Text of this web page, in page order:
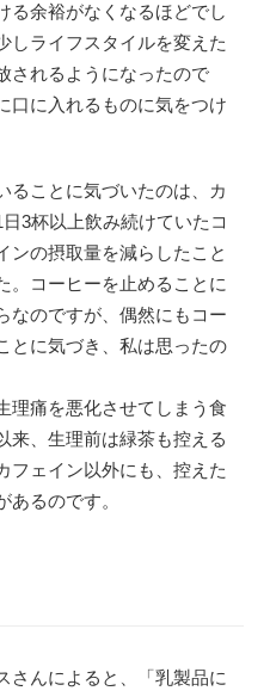
る余裕がなくなるほどでし
しライフスタイルを変えた
されるようになったので
口に入れるものに気をつけ
ることに気づいたのは、カ
3杯以上飲み続けていたコ
ンの摂取量を減らしたこと
。コーヒーを止めることに
なのですが、偶然にもコー
とに気づき、私は思ったの
理痛を悪化させてしまう食
来、生理前は緑茶も控える
フェイン以外にも、控えた
るのです。
さんによると、「乳製品に